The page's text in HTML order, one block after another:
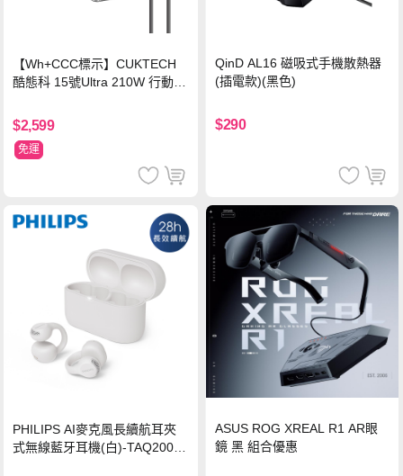
【Wh+CCC標示】CUKTECH
酷態科 15號Ultra 210W 行動電
$2,599
免運
QinD AL16 磁吸式手機散熱器
(插電款)(黑色)
$290
PHILIPS AI麥克風長續航耳夾
式無線藍牙耳機(白)-TAQ2000
ASUS ROG XREAL R1 AR眼
鏡 黑 組合優惠